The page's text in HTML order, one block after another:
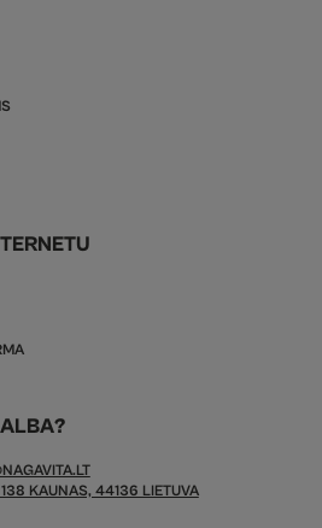
KAUNAS, 44136 LIETUVA